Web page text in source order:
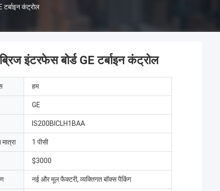
कंट्रोल
इंटरफेस बोर्ड GE टर्बाइन कंट्रोल
हम
GE
IS200BICLH1BAA
1 पीसी
$3000
नई और मूल फैक्टरी, व्यक्तिगत बॉक्स पैकिंग